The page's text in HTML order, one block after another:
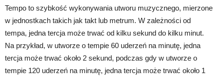
Tempo to szybkość wykonywania utworu muzycznego, mierzone
w jednostkach takich jak takt lub metrum. W zależności od
tempa, jedna tercja może trwać od kilku sekund do kilku minut.
Na przykład, w utworze o tempie 60 uderzeń na minutę, jedna
tercja może trwać około 2 sekund, podczas gdy w utworze o
tempie 120 uderzeń na minutę, jedna tercja może trwać około 1